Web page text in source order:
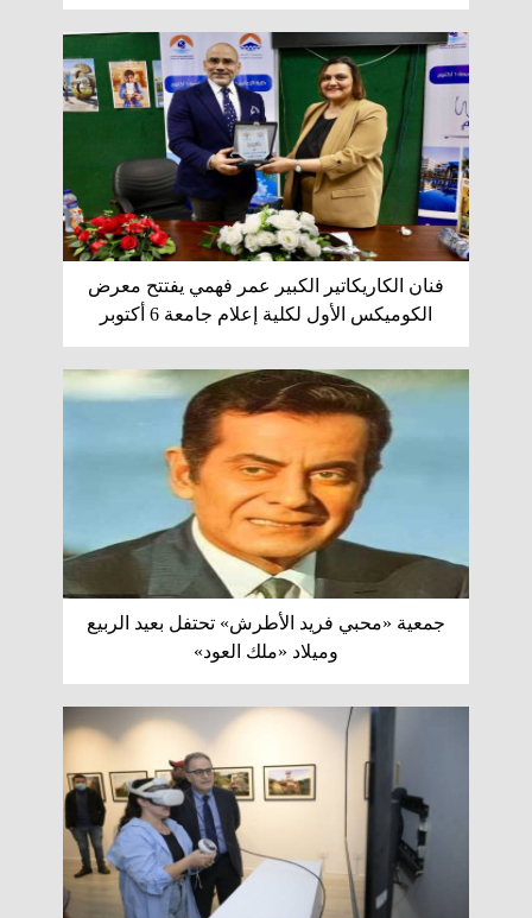
فنان الكاريكاتير الكبير عمر فهمي يفتتح معرض
الكوميكس الأول لكلية إعلام جامعة 6 أكتوبر
جمعية «محبي فريد الأطرش» تحتفل بعيد الربيع
وميلاد «ملك العود»